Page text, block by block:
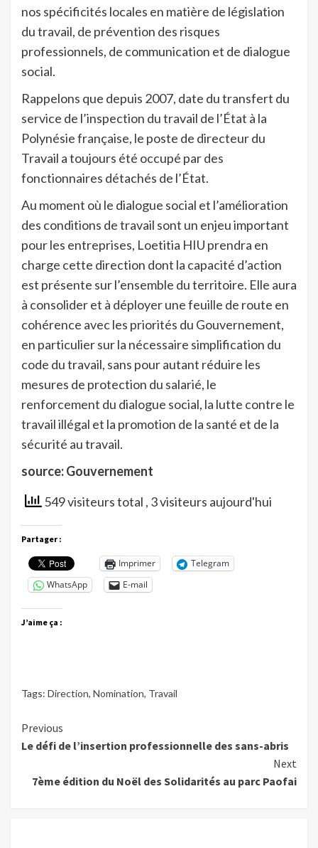
nos spécificités locales en matière de législation
du travail, de prévention des risques
professionnels, de communication et de dialogue
social.
Rappelons que depuis 2007, date du transfert du
service de l’inspection du travail de l’État à la
Polynésie française, le poste de directeur du
Travail a toujours été occupé par des
fonctionnaires détachés de l’État.
Au moment où le dialogue social et l’amélioration
des conditions de travail sont un enjeu important
pour les entreprises, Loetitia HIU prendra en
charge cette direction dont la capacité d’action
est présente sur l’ensemble du territoire. Elle aura
à consolider et à déployer une feuille de route en
cohérence avec les priorités du Gouvernement,
en particulier sur la nécessaire simplification du
code du travail, sans pour autant réduire les
mesures de protection du salarié, le
renforcement du dialogue social, la lutte contre le
travail illégal et la promotion de la santé et de la
sécurité au travail.
source: Gouvernement
549 visiteurs total , 3 visiteurs aujourd'hui
Partager :
Imprimer
Telegram
WhatsApp
E-mail
J’aime ça :
Tags: Direction, Nomination, Travail
Continue
Reading
Previous
Le défi de l’insertion professionnelle des sans-abris
Next
7ème édition du Noël des Solidarités au parc Paofai